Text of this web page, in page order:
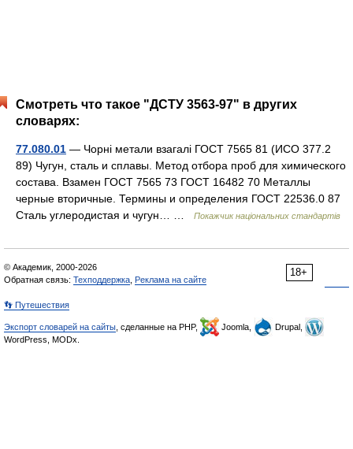
Смотреть что такое "ДСТУ 3563-97" в других
словарях:
77.080.01 — Чорні метали взагалі ГОСТ 7565 81 (ИСО 377.2
89) Чугун, сталь и сплавы. Метод отбора проб для химического
состава. Взамен ГОСТ 7565 73 ГОСТ 16482 70 Металлы
черные вторичные. Термины и определения ГОСТ 22536.0 87
Сталь углеродистая и чугун… …
Покажчик національних стандартів
18+
© Академик, 2000-2026
Обратная связь: Техподдержка Реклама на сайте
👣 Путешествия
Экспорт словарей на сайты , сделанные на PHP, Joomla,
Drupal,
WordPress, MODx.